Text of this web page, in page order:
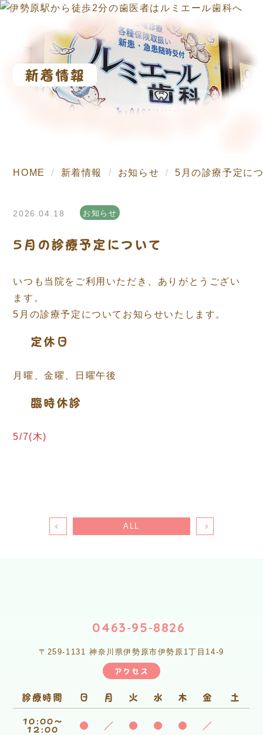
新着情報
HOME 新着情報 お知らせ 5月の診療予定に
2026.04.18 お知らせ
5月の診療予定について
いつも当院をご利用いただき、ありがとうござい
ます。
5月の診療予定についてお知らせいたします。
定休日
月曜、金曜、日曜午後
臨時休診
5/7(木)
ALL
0463‐95‐8826
〒259-1131 神奈川県伊勢原市伊勢原1丁目14-9
アクセス
診療時間 日 月 火 水 木 金 土
10:00～
12:00
● ／ ● ● ●
／